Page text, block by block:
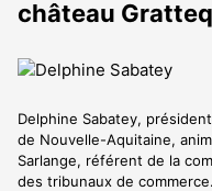
château
Delphine Sabatey,
de Nouvelle-Aquitaine,
Sarlange, référent de la
des tribunaux de